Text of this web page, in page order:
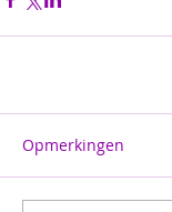
Opmerkingen